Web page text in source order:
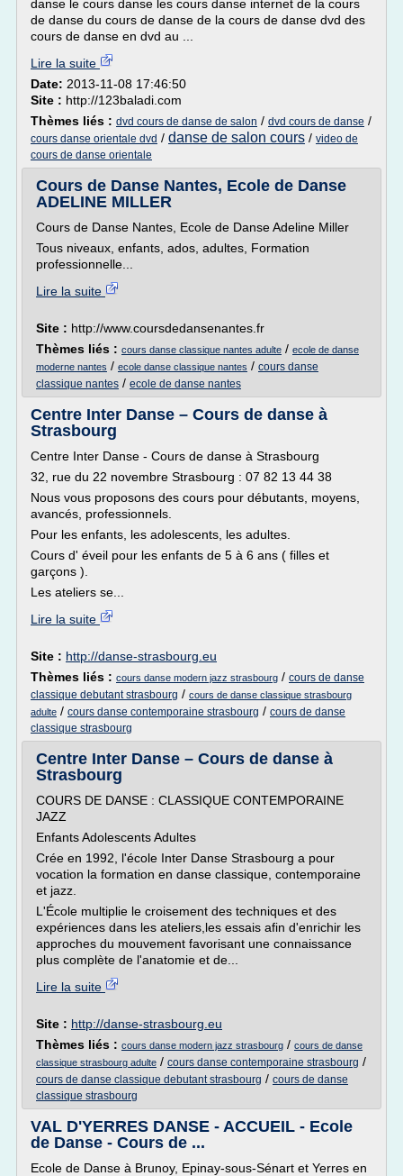
danse le cours danse les cours danse internet de la cours
de danse du cours de danse de la cours de danse dvd des
cours de danse en dvd au ...
Lire la suite
Date: 2013-11-08 17:46:50
Site : http://123baladi.com
Thèmes liés : dvd cours de danse de salon / dvd cours de danse /
cours danse orientale dvd / danse de salon cours / video de
cours de danse orientale
Cours de Danse Nantes, Ecole de Danse
ADELINE MILLER
Cours de Danse Nantes, Ecole de Danse Adeline Miller
Tous niveaux, enfants, ados, adultes, Formation
professionnelle...
Lire la suite
Site : http://www.coursdedansenantes.fr
Thèmes liés : cours danse classique nantes adulte / ecole de danse
moderne nantes / ecole danse classique nantes / cours danse
classique nantes / ecole de danse nantes
Centre Inter Danse – Cours de danse à
Strasbourg
Centre Inter Danse - Cours de danse à Strasbourg
32, rue du 22 novembre Strasbourg : 07 82 13 44 38
Nous vous proposons des cours pour débutants, moyens,
avancés, professionnels.
Pour les enfants, les adolescents, les adultes.
Cours d' éveil pour les enfants de 5 à 6 ans ( filles et
garçons ).
Les ateliers se...
Lire la suite
Site : http://danse-strasbourg.eu
Thèmes liés : cours danse modern jazz strasbourg / cours de danse
classique debutant strasbourg / cours de danse classique strasbourg
adulte / cours danse contemporaine strasbourg / cours de danse
classique strasbourg
Centre Inter Danse – Cours de danse à
Strasbourg
COURS DE DANSE : CLASSIQUE CONTEMPORAINE
JAZZ
Enfants Adolescents Adultes
Crée en 1992, l'école Inter Danse Strasbourg a pour
vocation la formation en danse classique, contemporaine
et jazz.
L'École multiplie le croisement des techniques et des
expériences dans les ateliers,les essais afin d'enrichir les
approches du mouvement favorisant une connaissance
plus complète de l'anatomie et de...
Lire la suite
Site : http://danse-strasbourg.eu
Thèmes liés : cours danse modern jazz strasbourg / cours de danse
classique strasbourg adulte / cours danse contemporaine strasbourg /
cours de danse classique debutant strasbourg / cours de danse
classique strasbourg
VAL D'YERRES DANSE - ACCUEIL - Ecole
de Danse - Cours de ...
Ecole de Danse à Brunoy, Epinay-sous-Sénart et Yerres en